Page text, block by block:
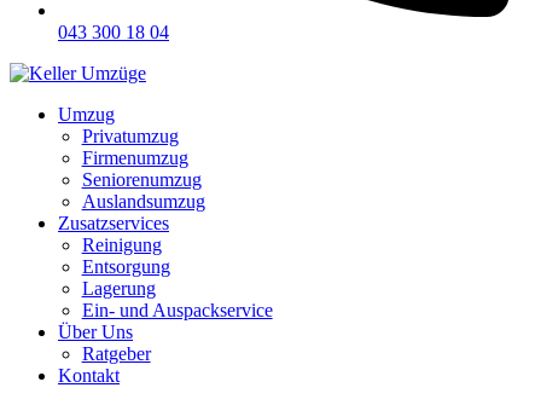
043 300 18 04
Umzug
Privatumzug
Firmenumzug
Seniorenumzug
Auslandsumzug
Zusatzservices
Reinigung
Entsorgung
Lagerung
Ein- und Auspackservice
Über Uns
Ratgeber
Kontakt